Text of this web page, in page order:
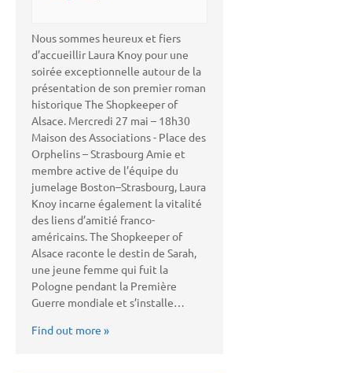
Nous sommes heureux et fiers
d’accueillir Laura Knoy pour une
soirée exceptionnelle autour de la
présentation de son premier roman
historique The Shopkeeper of
Alsace. Mercredi 27 mai – 18h30
Maison des Associations - Place des
Orphelins – Strasbourg Amie et
membre active de l’équipe du
jumelage Boston–Strasbourg, Laura
Knoy incarne également la vitalité
des liens d’amitié franco-
américains. The Shopkeeper of
Alsace raconte le destin de Sarah,
une jeune femme qui fuit la
Pologne pendant la Première
Guerre mondiale et s’installe…
Find out more »